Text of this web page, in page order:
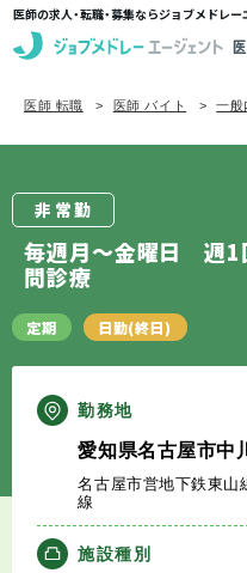
医師の求人・転職・募集ならジョブメドレ
求人を探す
定期非常勤の求人
エージェントサービス
サービスの流れ
キャリアアドバイザー紹
医師 転職 医師 バイト 一般
非常勤
毎週月～金曜日
問診療
定期 日勤(終日)
勤務地
愛知県名古屋市中
名古屋市営地下鉄東山
線
施設種別